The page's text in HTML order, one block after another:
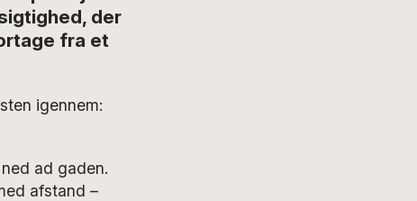
der
fra et
igennem:
ad gaden.
afstand –